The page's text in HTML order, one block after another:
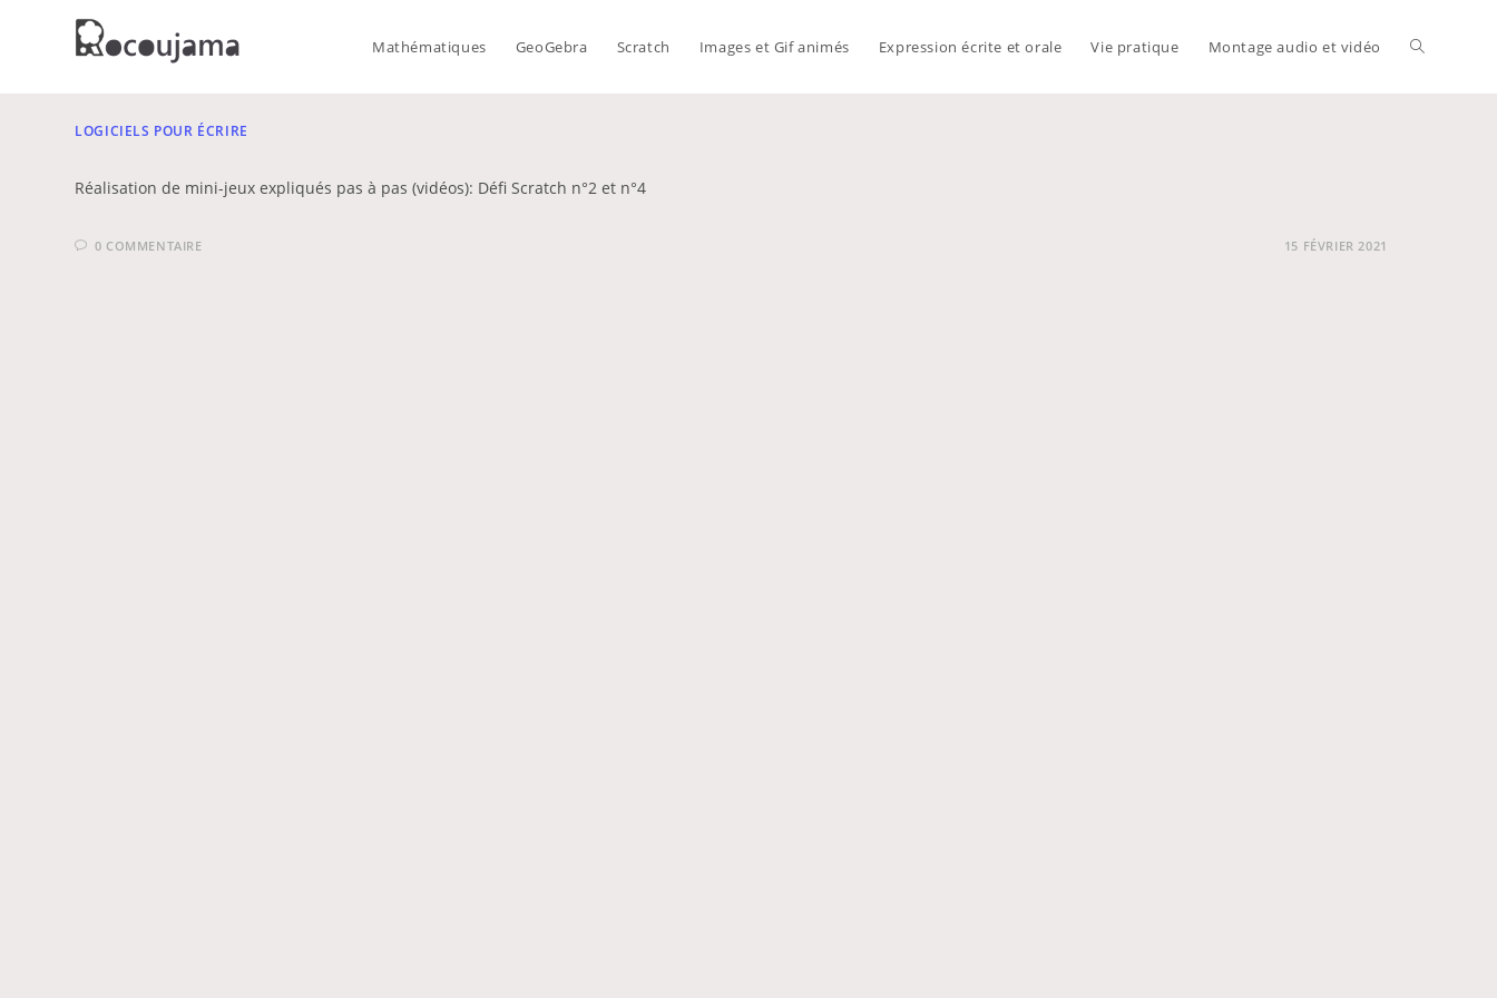
Mathématiques GeoGebra Scratch Images et Gif animés Expression écrite et orale Vie pratique Montage audio et vidéo Toggle
LOGICIELS POUR ÉCRIRE
Réalisation de mini-jeux expliqués pas à pas (vidéos): Défi Scratch n°2 et n°4
0 COMMENTAIRE 15 FÉVRIER 2021